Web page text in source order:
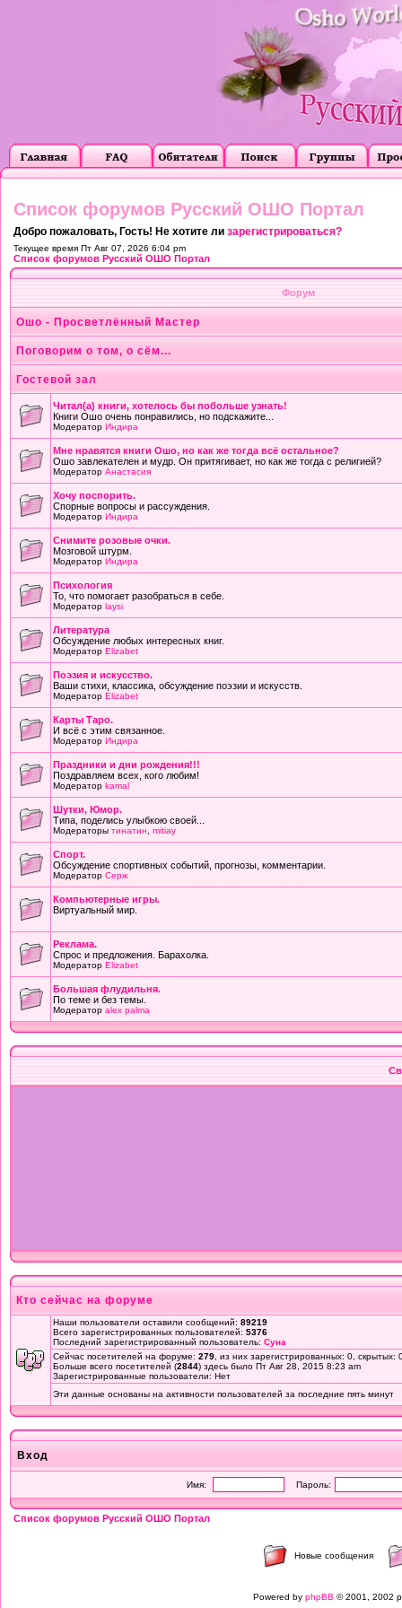
Список форумов Русский ОШО Портал
Добро пожаловать, Гость! Не хотите ли зарегистрироваться?
Текущее время Пт Авг 07, 2026 6:04 pm
Список форумов Русский ОШО Портал
Форум
Ошо - Просветлённый Мастер
Поговорим о том, о сём...
Гостевой зал
Читал(а) книги, хотелось бы побольше узнать!
Книги Ошо очень понравились, но подскажите...
Модератор Индира
Мне нравятся книги Ошо, но как же тогда всё остальное?
Ошо завлекателен и мудр. Он притягивает, но как же тогда с религией?
Модератор Анастасия
Хочу поспорить.
Спорные вопросы и рассуждения.
Модератор Индира
Снимите розовые очки.
Мозговой штурм.
Модератор Индира
Психология
То, что помогает разобраться в себе.
Модератор laysi
Литература
Обсуждение любых интересных книг.
Модератор Elizabet
Поэзия и искусство.
Ваши стихи, классика, обсуждение поэзии и искусств.
Модератор Elizabet
Карты Таро.
И всё с этим связанное.
Модератор Индира
Праздники и дни рождения!!!
Поздравляем всех, кого любим!
Модератор kamal
Шутки, Юмор.
Типа, поделись улыбкою своей...
Модераторы тинатин mitiay
Cпорт.
Обсуждение спортивных событий, прогнозы, комментарии.
Модератор Серж
Компьютерные игры.
Виртуальный мир.
Реклама.
Спрос и предложения. Барахолка.
Модератор Elizabet
Большая флудильня.
По теме и без темы.
Модератор alex palma
Кто сейчас на форуме
Наши пользователи оставили сообщений: 89219
Всего зарегистрированных пользователей: 5376
Последний зарегистрированный пользователь: Суна
Сейчас посетителей на форуме: 279 , из них зарегистрированных: 0,
Больше всего посетителей (2844) здесь было Пт Авг 28, 2015 8:23 am
Зарегистрированные пользователи: Нет
Эти данные основаны на активности пользователей за последние пять минут
Вход
Имя: Пароль:
Список форумов Русский ОШО Портал
Новые сообщения
Powered by phpBB © 2001, 2002